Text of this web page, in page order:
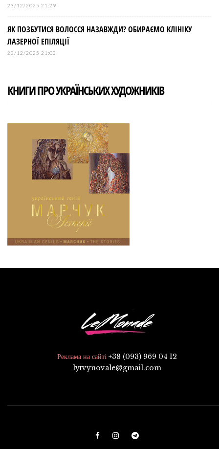
23/12/2025 21:29
ЯК ПОЗБУТИСЯ ВОЛОССЯ НАЗАВЖДИ? ОБИРАЄМО КЛІНІКУ
ЛАЗЕРНОЇ ЕПІЛЯЦІЇ
23/12/2025 21:03
КНИГИ ПРО УКРАЇНСЬКИХ ХУДОЖНИКІВ
Реклама на сайті +38 (093) 969 04 12
lytvynovale@gmail.com